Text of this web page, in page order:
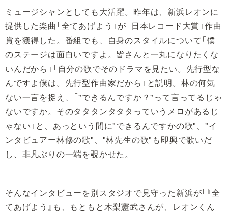
ミュージシャンとしても大活躍。昨年は、新浜レオンに
提供した楽曲「全てあげよう」が「日本レコード大賞」作曲
賞を獲得した。番組でも、自身のスタイルについて「僕
のステージは面白いですよ。皆さんと一丸になりたくな
いんだから」「自分の歌でそのドラマを見たい。先行型な
んですよ僕は。先行型作曲家だから」と説明。林の何気
ない一言を捉え、「"できるんですか？"って言ってるじゃ
ないですか。そのタタタンタタタっていうメロがあるじ
ゃない」と、あっという間に"できるんですかの歌"、"イ
ンタビュアー林修の歌"、"林先生の歌"も即興で歌いだ
し、非凡ぶりの一端を覗かせた。
そんなインタビューを別スタジオで見守った新浜が「『全
てあげよう』も、もともと木梨憲武さんが、レオンくん